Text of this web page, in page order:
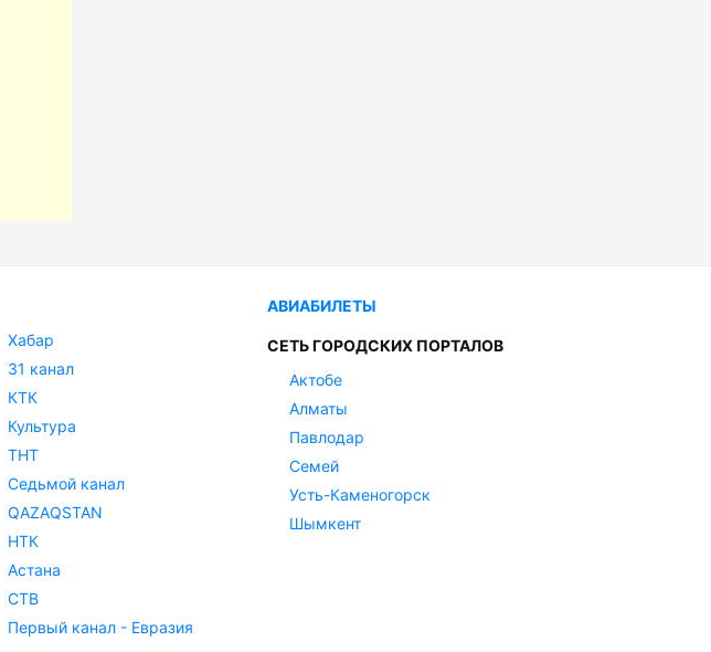
Хабар
31 канал
КТК
Культура
ТНТ
Седьмой канал
QAZAQSTAN
НТК
Астана
СТВ
Первый канал - Евразия
АВИАБИЛЕТЫ
СЕТЬ ГОРОДСКИХ ПОРТАЛОВ
Актобе
Алматы
Павлодар
Семей
Усть-Каменогорск
Шымкент